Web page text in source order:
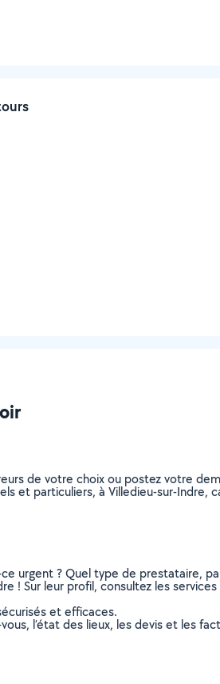
de votre choix ou postez votre
et particuliers, à Villedieu-sur-Indre,
urgent ? Quel type de prestataire,
! Sur leur profil, consultez les
et efficaces.
l’état des lieux, les devis et les